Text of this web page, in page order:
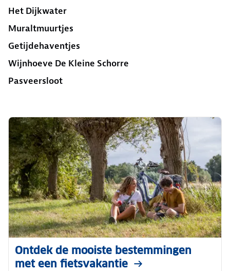
Het Dijkwater
Muraltmuurtjes
Getijdehaventjes
Wijnhoeve De Kleine Schorre
Pasveersloot
Ontdek de mooiste bestemmingen
met een fietsvakantie